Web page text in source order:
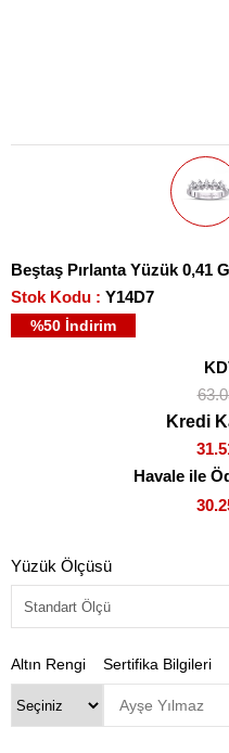
Beştaş Pırlanta Yüzük 0,41
Stok Kodu
Y14D7
%50 İndirim
Kredi
Havale ile
Yüzük Ölçüsü
Altın Rengi Sertifika Bilgileri